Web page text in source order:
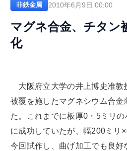
非鉄金属 2010年6月9日 00:00
マグネ合金、チタ
化
大阪府立大学の井上博史准教
被覆を施したマグネシウム合金
た。これまでに板厚0・5ミリ
に成功していたが、幅200ミリ
今回試作し、曲げ加工でも良好